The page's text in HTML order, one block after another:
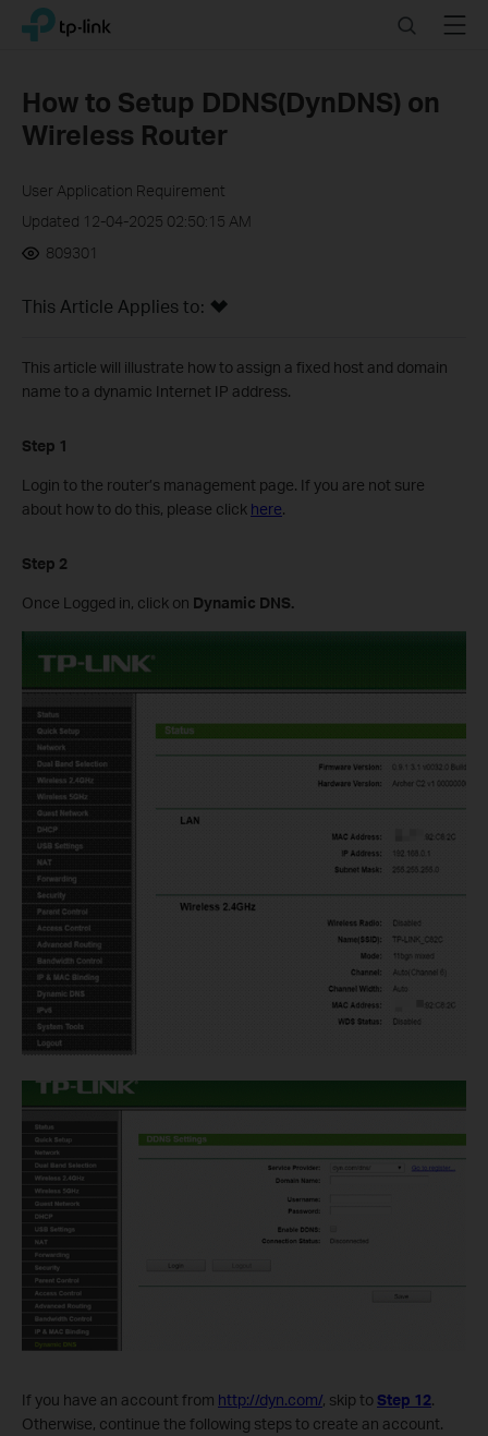
Click
navigation
TP-Link, Reliably Smart SearchMenu
How to Setup DDNS(DynDNS) on
Wireless Router
User Application Requirement
Updated 12-04-2025 02:50:15 AM
809301
This Article Applies to:
This article will illustrate how to assign a fixed host and domain
name to a dynamic Internet IP address.
Step 1
Login to the router’s management page. If you are not sure
about how to do this, please click here.
Step 2
Once Logged in, click on Dynamic DNS.
If you have an account from http://dyn.com/, skip to Step 12.
Otherwise, continue the following steps to create an account.